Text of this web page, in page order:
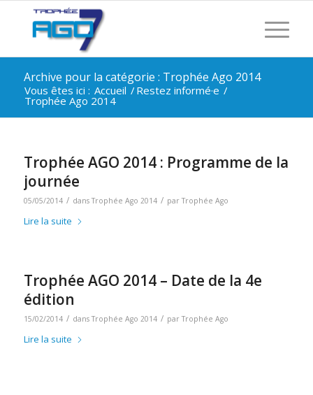
Archive pour la catégorie : Trophée Ago 2014
Vous êtes ici : Accueil / Restez informé·e /
Trophée Ago 2014
Trophée AGO 2014 : Programme de la
journée
05/05/2014 / dansTrophée Ago 2014 / parTrophée Ago
Lire la suite
Trophée AGO 2014 – Date de la 4e
édition
15/02/2014 / dansTrophée Ago 2014 / parTrophée Ago
Lire la suite